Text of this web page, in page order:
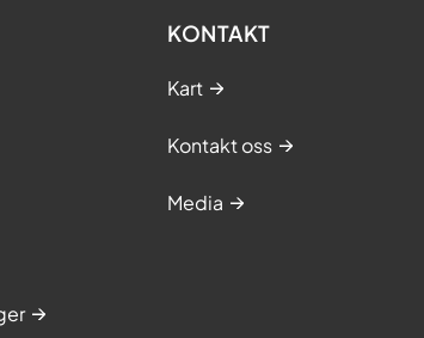
KONTAKT
Kart
Kontakt oss
Media